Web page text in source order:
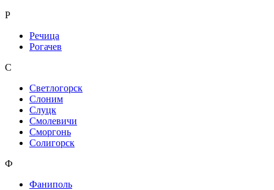
Р
Речица
Рогачев
С
Светлогорск
Слоним
Слуцк
Смолевичи
Сморгонь
Солигорск
Ф
Фаниполь